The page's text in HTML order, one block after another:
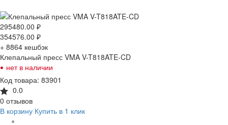
295480.00 ₽
354576.00 ₽
+ 8864 кешбэк
Клепальный пресс VMA V-T818ATE-CD
• нет в наличии
Код товара: 83901
0.0
0 отзывов
В корзину Купить в 1 клик